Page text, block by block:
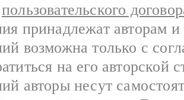
пользовательского
принадлежат авторам
возможна только с
на его авторской
авторы несут